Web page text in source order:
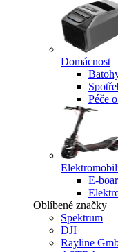
Domácnost
Péče
E-
Oblíbené značky
Spektrum
DJI
Rayline